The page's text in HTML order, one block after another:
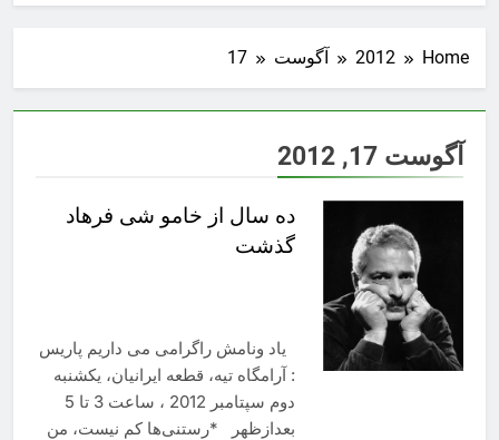
Home
2012 آگوست 17
آگوست 17, 2012
ده سال از خامو شی فرهاد
گذشت
یاد ونامش راگرامی می داریم پاریس
: آرامگاه تیه، قطعه ایرانیان، یکشنبه
دوم سپتامبر 2012 ، ساعت 3 تا 5
بعدازظهر *رستنی‌ها کم نیست، من